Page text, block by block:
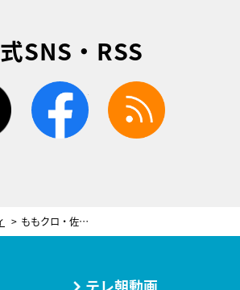
SNS・RSS
twitter facebook
ももクロ・佐々木彩夏の発言に、ノブコブ徳井「あーりんの性格が出るねぇ」と苦笑い!?